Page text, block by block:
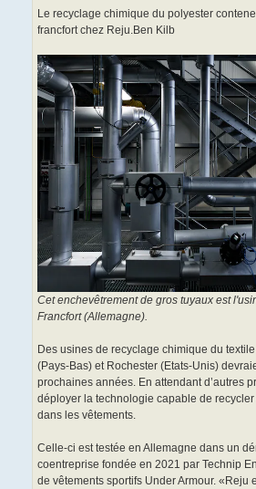
Le recyclage chimique du polyester
francfort chez Reju.Ben Kilb
Cet enchevêtrement de gros tuyaux est
Francfort (Allemagne).
Des usines de recyclage chimique du
(Pays-Bas) et Rochester (Etats-Unis)
prochaines années. En attendant d’autres
déployer la technologie capable de
dans les vêtements.
Celle-ci est testée en Allemagne dans un
coentreprise fondée en 2021 par Technip
de vêtements sportifs Under Armour. «Reju